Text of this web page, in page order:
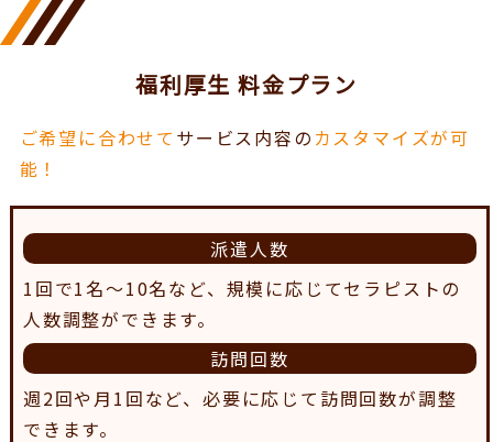
福利厚生 料金プラン
ご希望に合わせて サービス内容の カスタマイズが可
能！
派遣人数
1回で1名～10名など、規模に応じてセラピストの
人数調整ができます。
訪問回数
週2回や月1回など、必要に応じて訪問回数が調整
できます。